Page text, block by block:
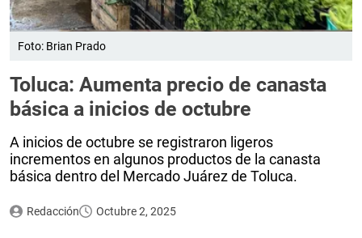
Foto: Brian Prado
Toluca: Aumenta precio de canasta
básica a inicios de octubre
A inicios de octubre se registraron ligeros
incrementos en algunos productos de la canasta
básica dentro del Mercado Juárez de Toluca.
Redacción Octubre 2, 2025